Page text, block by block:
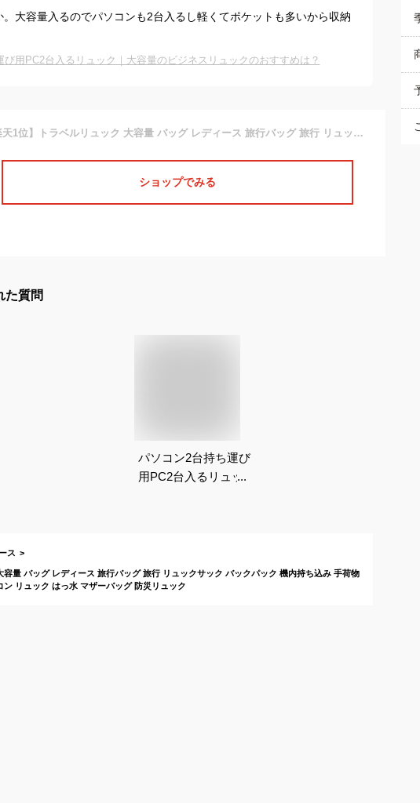
。大容量入るのでパソコンも2台入るし軽くてポケットも多いから収納
び用PC2台入るリュック｜大容量のビジネスリュックのおすすめは？
【楽天1位】トラベルリュック 大容量 バッグ レディース 旅行バッグ 旅行 リュックサック バックパック 機内持ち込み 手荷物 通勤 アウトドア 男女兼用 パソコン リュック はっ水 マザーバッグ 防災リュック
ショップでみる
た質問
パソコン2台持ち運び
用PC2台入るリュック
ス
容量 バッグ レディース 旅行バッグ 旅行 リュックサック バックパック 機内持ち込み 手荷物
リュック はっ水 マザーバッグ 防災リュック